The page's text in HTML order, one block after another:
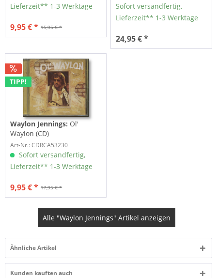
Lieferzeit** 1-3 Werktage
15,95 € *
9,95 € *
Sofort versandfertig,
Lieferzeit** 1-3 Werktage
24,95 € *
TIPP!
Waylon Jennings: Ol'
Waylon (CD)
Art-Nr.: CDRCA53230
Sofort versandfertig,
Lieferzeit** 1-3 Werktage
17,95 € *
9,95 € *
Alle "Waylon Jennings" Artikel anzeigen
Ähnliche Artikel
Kunden kauften auch